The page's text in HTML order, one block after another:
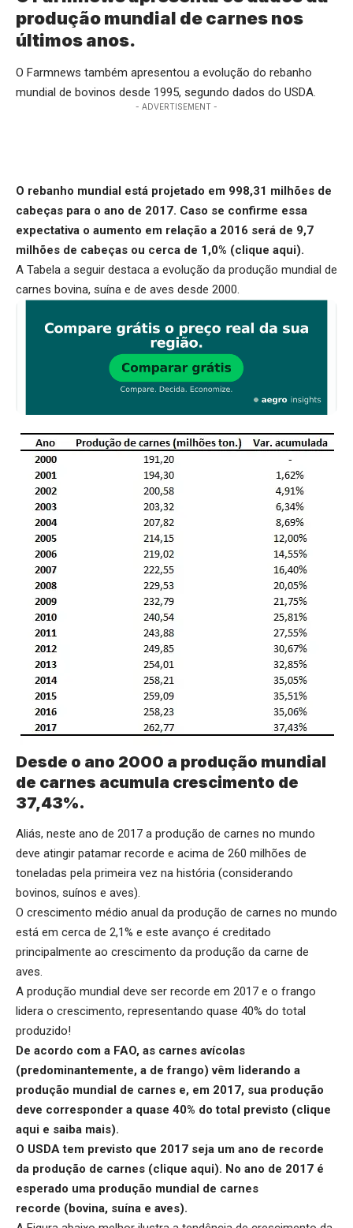
produção mundial de carnes nos
últimos anos.
O Farmnews também apresentou a evolução do rebanho
mundial de bovinos desde 1995, segundo dados do USDA.
- ADVERTISEMENT -
O rebanho mundial está projetado em 998,31 milhões de
cabeças para o ano de 2017. Caso se confirme essa
expectativa o aumento em relação a 2016 será de 9,7
milhões de cabeças ou cerca de 1,0% (clique aqui).
A Tabela a seguir destaca a evolução da produção mundial de
carnes bovina, suína e de aves desde 2000.
Desde o ano 2000 a produção mundial
de carnes acumula crescimento de
37,43%.
Aliás, neste ano de 2017 a produção de carnes no mundo
deve atingir patamar recorde e acima de 260 milhões de
toneladas pela primeira vez na história (considerando
bovinos, suínos e aves).
O crescimento médio anual da produção de carnes no mundo
está em cerca de 2,1% e este avanço é creditado
principalmente ao crescimento da produção da carne de
aves.
A produção mundial deve ser recorde em 2017 e o frango
lidera o crescimento, representando quase 40% do total
produzido!
De acordo com a FAO, as carnes avícolas
(predominantemente, a de frango) vêm liderando a
produção mundial de carnes e, em 2017, sua produção
deve corresponder a quase 40% do total previsto (clique
aqui e saiba mais).
O USDA tem previsto que 2017 seja um ano de recorde
da produção de carnes (clique aqui). No ano de 2017 é
esperado uma produção mundial de carnes
recorde (bovina, suína e aves).